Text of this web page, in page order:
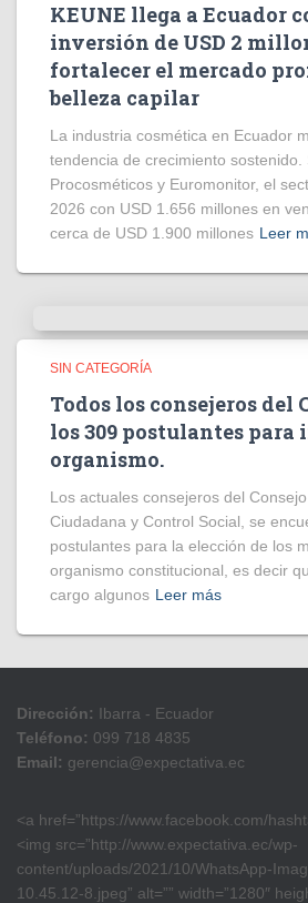
KEUNE llega a Ecuador
inversión de USD 2
fortalecer el mercado
belleza capilar
La industria cosmética en Ecuador
tendencia de crecimiento sostenido.
Procosméticos y Euromonitor, el
2026 con USD 1.656 millones en
cerca de USD 1.900 millones Leer
SIN CATEGORÍA
Todos los consejeros del
los 309 postulantes para
organismo.
Los actuales consejeros del
Ciudadana y Control Social, se
postulantes para la elección de los
organismo constitucional, es decir
cargo algunos Leer más
Dirección: Ibarra - Ecuador
Teléfono: 099 718 4835
Email: gerencia@expectativa.ec
<a href=”https://www.facebook.com/
<img src=”http://www.expectativa.ec/wp-
content/uploads/2021/10/WhatsApp-
10.45.12-8.jpeg” alt=”” width=”1280″